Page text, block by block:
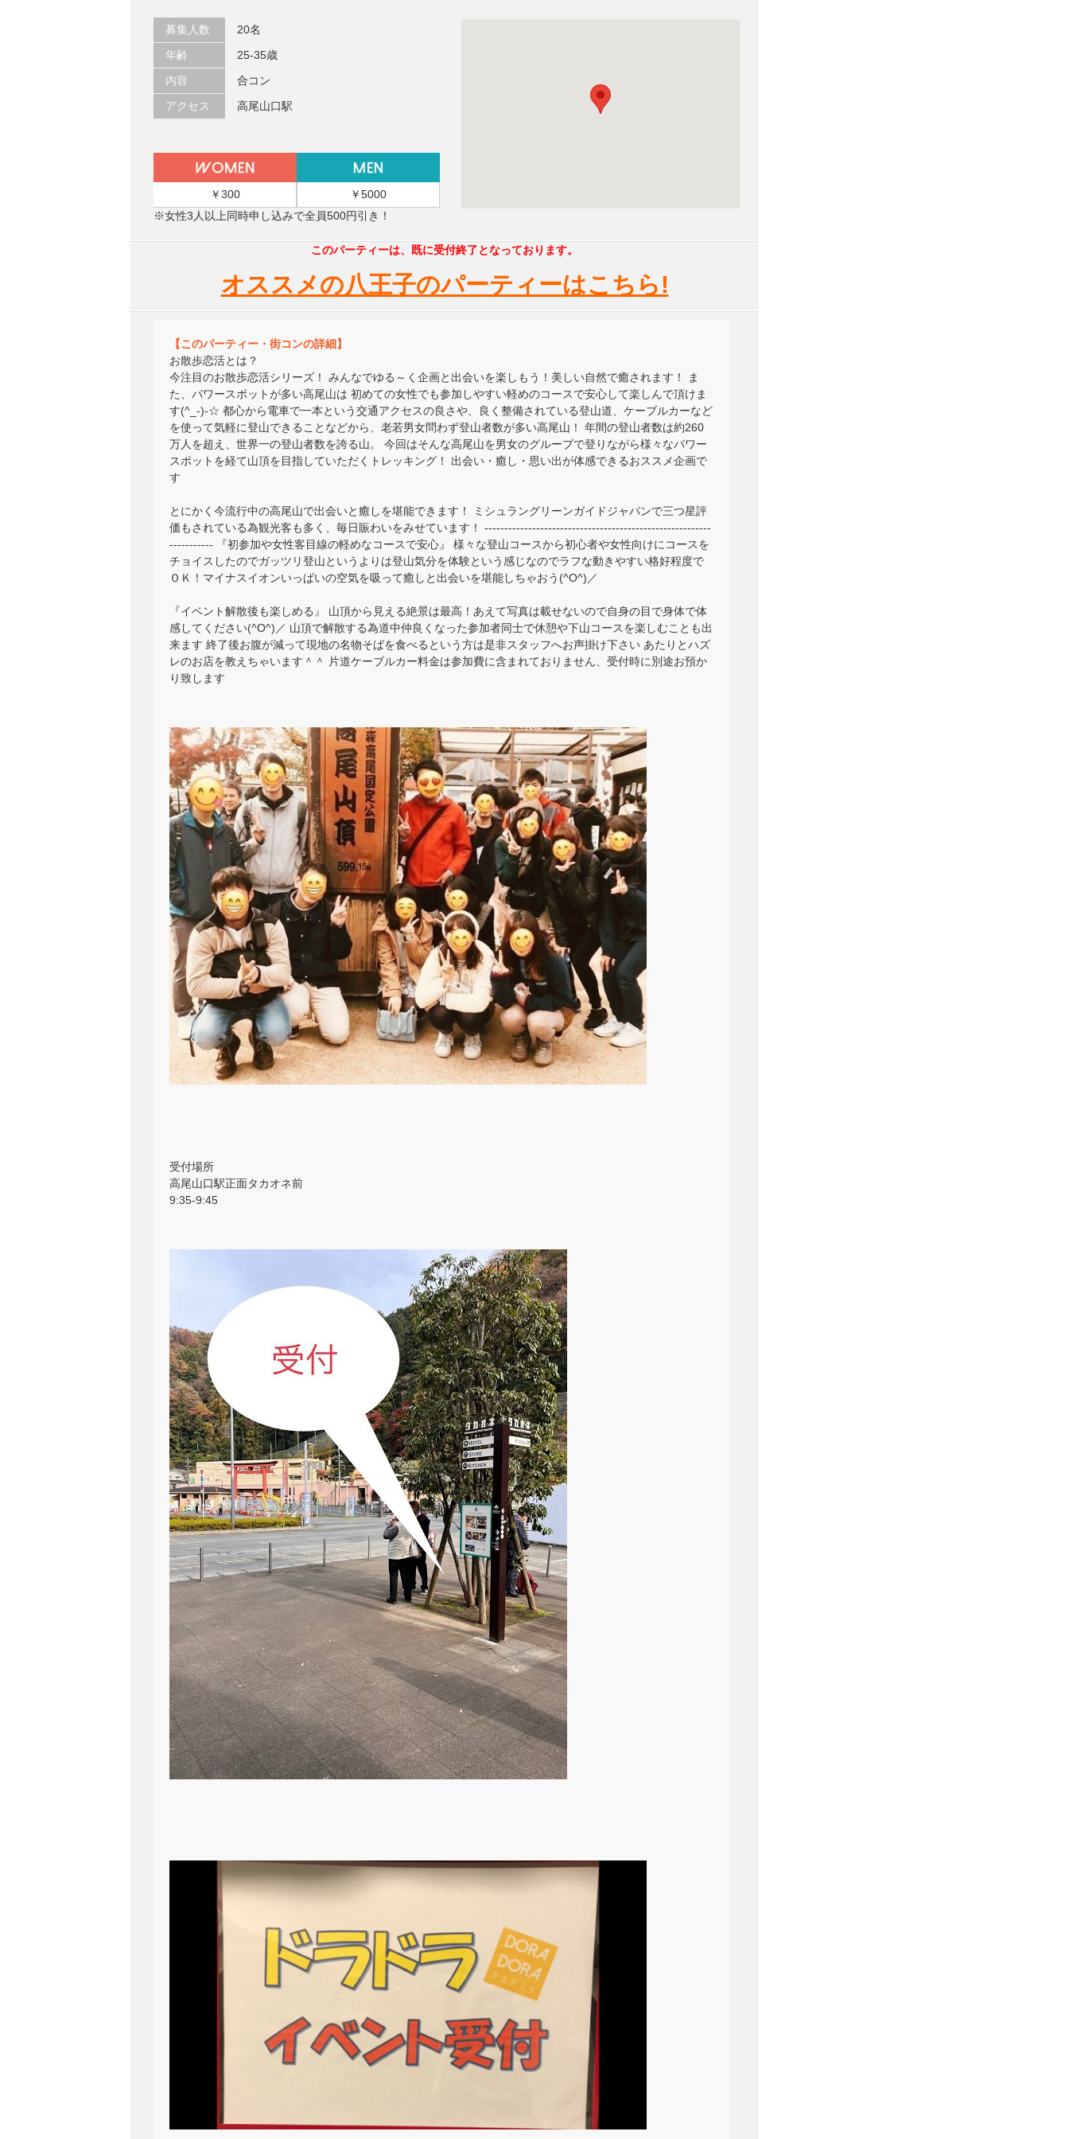
募集人数
20名
年齢
25-35歳
内容
合コン
アクセス
高尾山口駅
￥300
￥5000
※女性3人以上同時申し込みで全員500円引き！
このパーティーは、既に受付終了となっております。
オススメの八王子のパーティーはこちら!
【このパーティー・街コンの詳細】
お散歩恋活とは？
今注目のお散歩恋活シリーズ！ みんなでゆる～く企画と出会いを楽しもう！美しい自然で癒されます！ ま
た、パワースポットが多い高尾山は 初めての女性でも参加しやすい軽めのコースで安心して楽しんで頂けま
す(^_-)-☆ 都心から電車で一本という交通アクセスの良さや、良く整備されている登山道、ケーブルカーなど
を使って気軽に登山できることなどから、老若男女問わず登山者数が多い高尾山！ 年間の登山者数は約260
万人を超え、世界一の登山者数を誇る山。 今回はそんな高尾山を男女のグループで登りながら様々なパワー
スポットを経て山頂を目指していただくトレッキング！ 出会い・癒し・思い出が体感できるおススメ企画で
す
とにかく今流行中の高尾山で出会いと癒しを堪能できます！ ミシュラングリーンガイドジャパンで三つ星評
価もされている為観光客も多く、毎日賑わいをみせています！ ---------------------------------------------------------
----------- 『初参加や女性客目線の軽めなコースで安心』 様々な登山コースから初心者や女性向けにコースを
チョイスしたのでガッツリ登山というよりは登山気分を体験という感じなのでラフな動きやすい格好程度で
ＯＫ！マイナスイオンいっぱいの空気を吸って癒しと出会いを堪能しちゃおう(^O^)／
『イベント解散後も楽しめる』 山頂から見える絶景は最高！あえて写真は載せないので自身の目で身体で体
感してください(^O^)／ 山頂で解散する為道中仲良くなった参加者同士で休憩や下山コースを楽しむことも出
来ます 終了後お腹が減って現地の名物そばを食べるという方は是非スタッフへお声掛け下さい あたりとハズ
レのお店を教えちゃいます＾＾ 片道ケーブルカー料金は参加費に含まれておりません、受付時に別途お預か
り致します
受付場所
高尾山口駅正面タカオネ前
9:35-9:45